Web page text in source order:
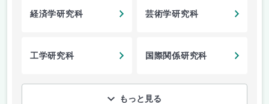
経済学研究科 芸術学研究科
工学研究科 国際関係研究科
もっと見る